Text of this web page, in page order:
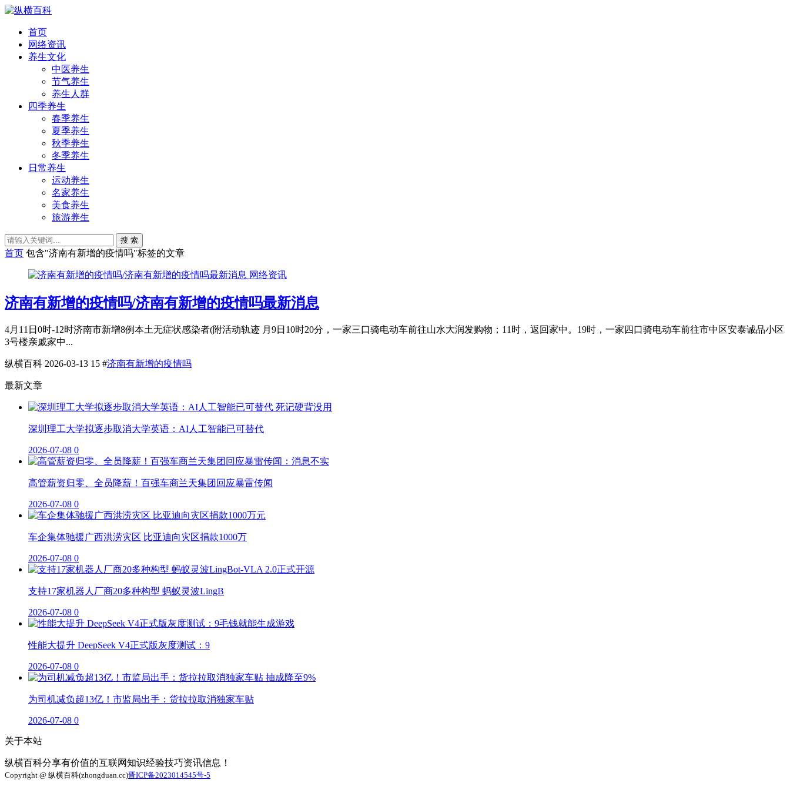
首页
网络资讯
养生文化
中医养生
节气养生
养生人群
四季养生
春季养生
夏季养生
秋季养生
冬季养生
日常养生
运动养生
名家养生
美食养生
旅游养生
搜 索
首页 包含"济南有新增的疫情吗"标签的文章
网络资讯
济南有新增的疫情吗/济南有新增的疫情吗最新消息
4月11日0时-12时济南市新增8例本土无症状感染者(附活动轨迹 月9日10时20分，一家三口骑电动车前往山水大润发购物；11时，返回家中。19时，一家四口骑电动车前往市中区安泰诚品小区
3号楼亲戚家中...
纵横百科 2026-03-13 15 #济南有新增的疫情吗
最新文章
深圳理工大学拟逐步取消大学英语：AI人工智能已可替代
2026-07-08 0
高管薪资归零、全员降薪！百强车商兰天集团回应暴雷传闻
2026-07-08 0
车企集体驰援广西洪涝灾区 比亚迪向灾区捐款1000万
2026-07-08 0
支持17家机器人厂商20多种构型 蚂蚁灵波LingB
2026-07-08 0
性能大提升 DeepSeek V4正式版灰度测试：9
2026-07-08 0
为司机减负超13亿！市监局出手：货拉拉取消独家车贴
2026-07-08 0
关于本站
纵横百科分享有价值的互联网知识经验技巧资讯信息！
Copyright @ 纵横百科(zhongduan.cc)晋ICP备2023014545号-5